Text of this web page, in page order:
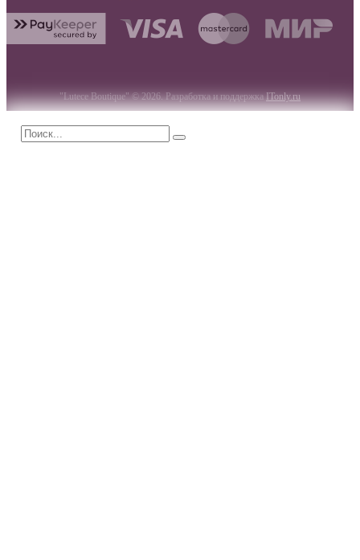
"Lutece Boutique" © 2026. Разработка и поддержкаITonly.ru